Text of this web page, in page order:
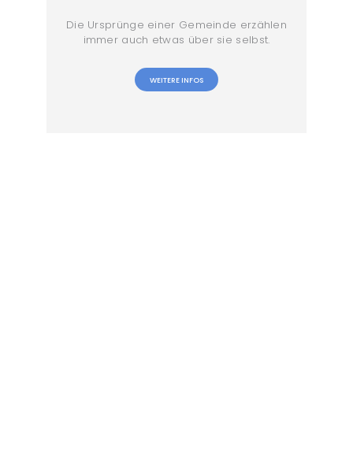
Die Ursprünge einer Gemeinde erzählen
immer auch etwas über sie selbst.
WEITERE INFOS